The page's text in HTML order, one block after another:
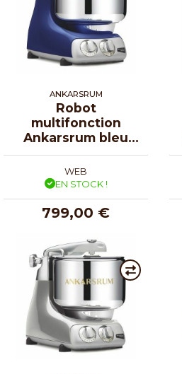
ANKARSRUM
Robot
multifonction
Ankarsrum bleu
océan
WEB
EN STOCK !
799,00 €